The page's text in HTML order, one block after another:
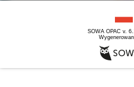
SOWA OPAC v.